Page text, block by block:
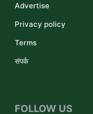
Advertise
Privacy policy
Terms
संपर्क
FOLLOW US